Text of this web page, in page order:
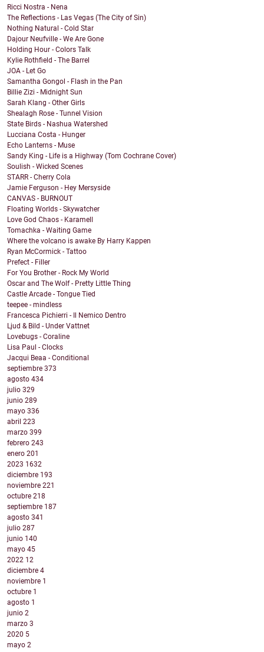
Ricci Nostra - Nena
The Reflections - Las Vegas (The City of Sin)
Nothing Natural - Cold Star
Dajour Neufville - We Are Gone
Holding Hour - Colors Talk
Kylie Rothfield - The Barrel
JOA - Let Go
Samantha Gongol - Flash in the Pan
Billie Zizi - Midnight Sun
Sarah Klang - Other Girls
Shealagh Rose - Tunnel Vision
State Birds - Nashua Watershed
Lucciana Costa - Hunger
Echo Lanterns - Muse
Sandy King - Life is a Highway (Tom Cochrane Cover)
Soulish - Wicked Scenes
STARR - Cherry Cola
Jamie Ferguson - Hey Mersyside
CANVAS - BURNOUT
Floating Worlds - Skywatcher
Love God Chaos - Karamell
Tomachka - Waiting Game
Where the volcano is awake By Harry Kappen
Ryan McCormick - Tattoo
Prefect - Filler
For You Brother - Rock My World
Oscar and The Wolf - Pretty Little Thing
Castle Arcade - Tongue Tied
teepee - mindless
Francesca Pichierri - Il Nemico Dentro
Ljud & Bild - Under Vattnet
Lovebugs - Coraline
Lisa Paul - Clocks
Jacqui Beaa - Conditional
septiembre 373
agosto 434
julio 329
junio 289
mayo 336
abril 223
marzo 399
febrero 243
enero 201
2023 1632
diciembre 193
noviembre 221
octubre 218
septiembre 187
agosto 341
julio 287
junio 140
mayo 45
2022 12
diciembre 4
noviembre 1
octubre 1
agosto 1
junio 2
marzo 3
2020 5
mayo 2